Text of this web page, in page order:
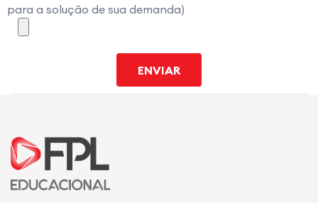
para a solução de sua demanda)
ENVIAR